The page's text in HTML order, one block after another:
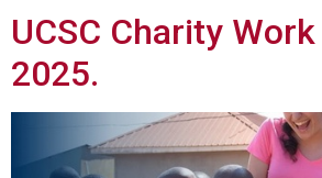
UCSC Charity
2025.